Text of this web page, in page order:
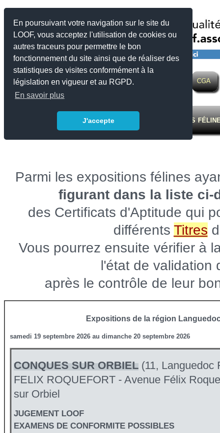
En poursuivant votre navigation sur le site du
LOOF, vous acceptez l'utilisation de cookies ou
autres traceurs pour permettre le bon
fonctionnement du site ainsi que de réaliser des
statistiques de visites conformément à la
législation en vigueur et au RGPD.
En savoir plus
J'accepte
LOOF Actualité Eleveurs Expositions CGA
Calendrier des expositions
Parmi les expositions félines
figurant dans la liste ci-
des Certificats d'Aptitude qui
différents Titres
Vous pourrez ensuite vérifier à
l'état de validation
après le contrôle de leur
Expositions de la région
samedi 19 septembre 2026 au dimanche 20 septembre 2026
CONQUES SUR ORBIEL (11, Languedoc
FELIX ROQUEFORT - Avenue Félix
sur Orbiel
JUGEMENT LOOF
EXAMENS DE CONFORMITE POSSIBLES